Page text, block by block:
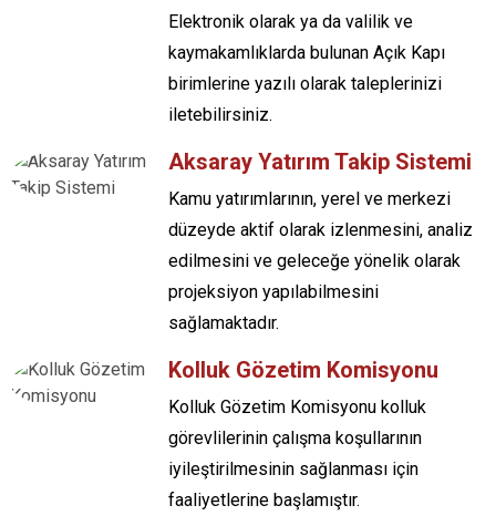
Elektronik olarak ya da valilik ve
kaymakamlıklarda bulunan Açık Kapı
birimlerine yazılı olarak taleplerinizi
iletebilirsiniz.
Aksaray Yatırım Takip Sistemi
Kamu yatırımlarının, yerel ve merkezi
düzeyde aktif olarak izlenmesini, analiz
edilmesini ve geleceğe yönelik olarak
projeksiyon yapılabilmesini
sağlamaktadır.
Kolluk Gözetim Komisyonu
Kolluk Gözetim Komisyonu kolluk
görevlilerinin çalışma koşullarının
iyileştirilmesinin sağlanması için
faaliyetlerine başlamıştır.